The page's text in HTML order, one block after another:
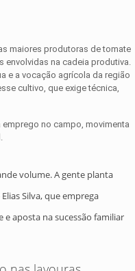
maiores produtoras de tomate
envolvidas na cadeia produtiva.
e a vocação agrícola da região
cultivo, que exige técnica,
no campo, movimenta
volume. A gente planta
Silva, que emprega
aposta na sucessão familiar